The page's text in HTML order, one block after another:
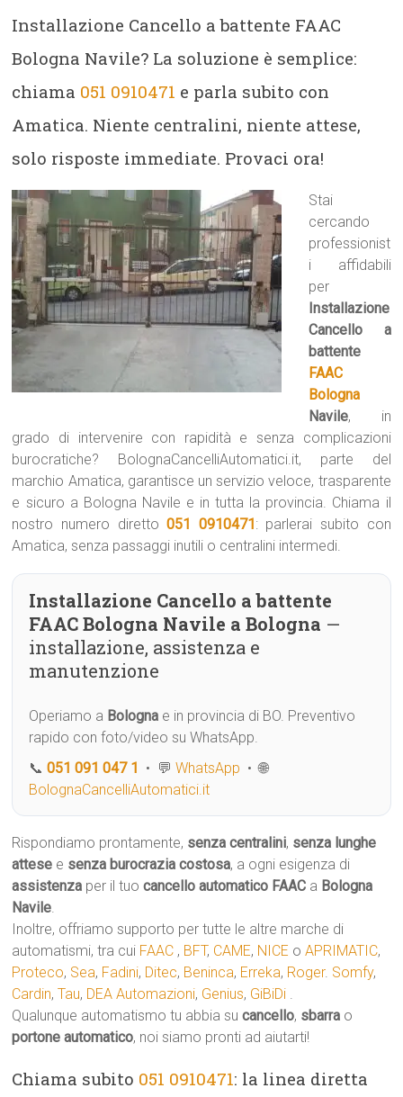
Installazione Cancello a battente FAAC
Bologna Navile? La soluzione è semplice:
chiama 051 0910471 e parla subito con
Amatica. Niente centralini, niente attese,
solo risposte immediate. Provaci ora!
Stai
cercando
professionist
i affidabili
per
Installazione
Cancello a
battente
FAAC
Bologna
Navile, in
grado di intervenire con rapidità e senza complicazioni
burocratiche? BolognaCancelliAutomatici.it, parte del
marchio Amatica, garantisce un servizio veloce, trasparente
e sicuro a Bologna Navile e in tutta la provincia. Chiama il
nostro numero diretto051 0910471: parlerai subito con
Amatica, senza passaggi inutili o centralini intermedi.
Installazione Cancello a battente
FAAC Bologna Navile a Bologna —
installazione, assistenza e
manutenzione
Operiamo a Bologna e in provincia di BO. Preventivo
rapido con foto/video su WhatsApp.
📞051 091 047 1 • 💬WhatsApp • 🌐
BolognaCancelliAutomatici.it
Rispondiamo prontamente, senza centralini, senza lunghe
attese e senza burocrazia costosa, a ogni esigenza di
assistenza per il tuocancello automatico FAAC a Bologna
Navile.
Inoltre, offriamo supporto per tutte le altre marche di
automatismi, tra cui FAAC , BFT, CAME, NICE oAPRIMATIC,
Proteco, Sea, Fadini, Ditec, Beninca, Erreka, Roger. Somfy,
Cardin,Tau, DEA Automazioni, Genius, GiBiDi .
Qualunque automatismo tu abbia sucancello, sbarra o
portone automatico, noi siamo pronti ad aiutarti!
Chiama subito 051 0910471: la linea diretta